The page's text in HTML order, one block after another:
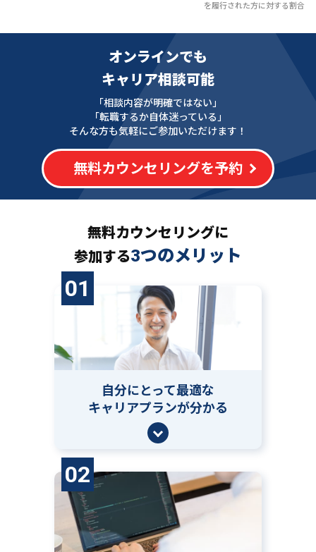
を履行された方に対する割合
オンラインでも
キャリア相談可能
「相談内容が明確ではない」
「転職するか自体迷っている」
そんな方も気軽にご参加いただけます！
無料カウンセリングを予約
無料カウンセリングに
参加する3つのメリット
01
自分にとって最適な
キャリアプランが分かる
02